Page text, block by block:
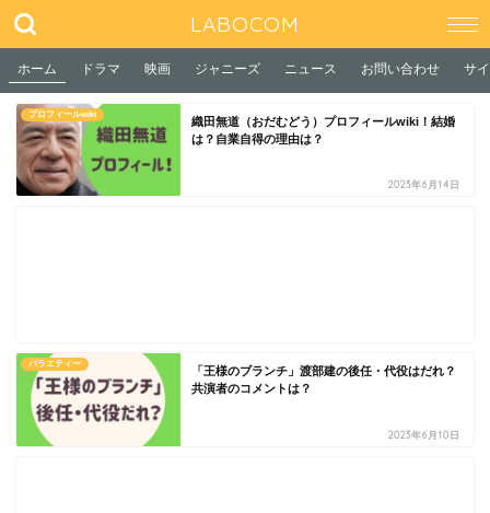
LABOCOM
ホーム ドラマ 映画 ジャニーズ ニュース お問い合わせ サ
プロフィールwiki
織田無道（おだむどう）プロフィールwiki！結婚
は？自業自得の理由は？
2023年6月14日
バラエティー
「王様のブランチ」渡部建の後任・代役はだれ？
共演者のコメントは？
2023年6月10日